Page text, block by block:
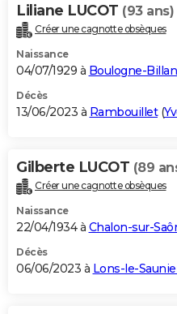
Liliane LUCOT (93 ans)
Créer une cagnotte obsèques
Naissance
04/07/1929 à Boulogne-
Décès
13/06/2023 à Rambouillet(
Gilberte LUCOT (89
Créer une cagnotte obsèques
Naissance
22/04/1934 à Chalon-sur-
Décès
06/06/2023 à Lons-le-